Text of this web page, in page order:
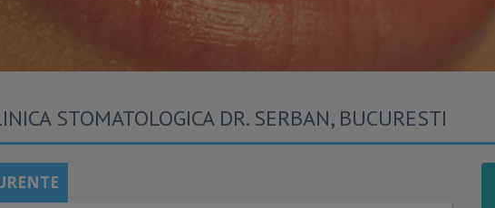
STOMATOLOGICA DR. SERBAN, BUCURESTI